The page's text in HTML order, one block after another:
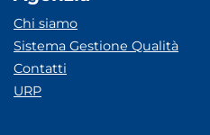
Chi siamo
Sistema Gestione Qualità
Contatti
URP